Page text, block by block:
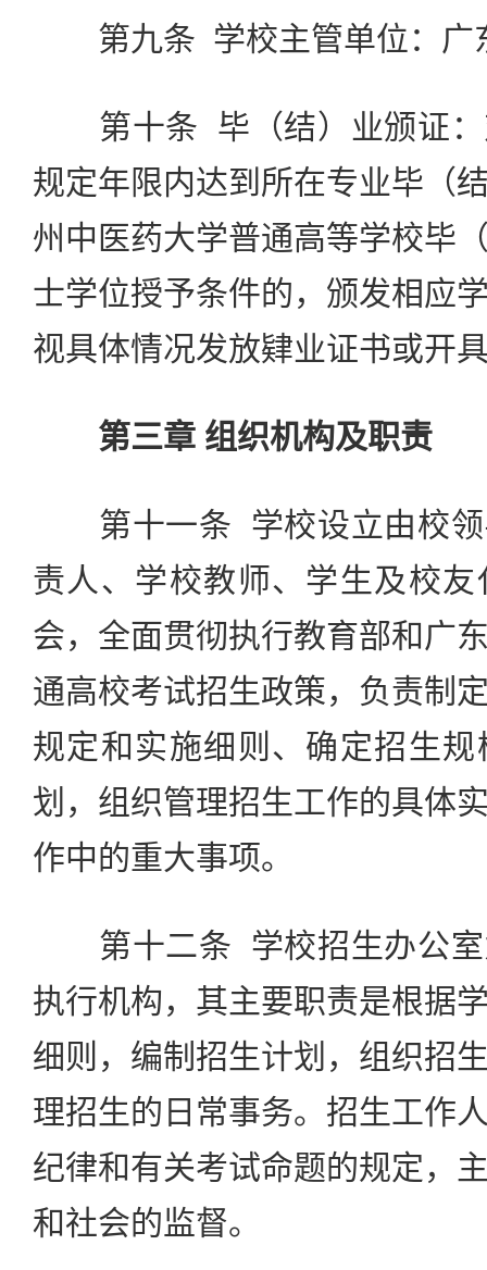
第九条 学校主管单位：广
第十条 毕（结）业颁证：
规定年限内达到所在专业毕（
州中医药大学普通高等学校毕
士学位授予条件的，颁发相应
视具体情况发放肄业证书或开
第三章 组织机构及职责
第十一条 学校设立由校领
责人、学校教师、学生及校
会，全面贯彻执行教育部和广
通高校考试招生政策，负责制
规定和实施细则、确定招生
划，组织管理招生工作的具体
作中的重大事项。
第十二条 学校招生办公室
执行机构，其主要职责是根据
细则，编制招生计划，组织招
理招生的日常事务。招生工作
纪律和有关考试命题的规定，
和社会的监督。